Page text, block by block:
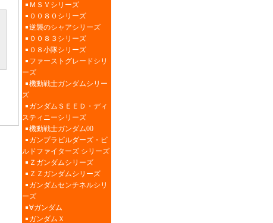
ＭＳＶシリーズ
００８０シリーズ
逆襲のシャアシリーズ
００８３シリーズ
０８小隊シリーズ
ファーストグレードシリ
ーズ
機動戦士ガンダムシリー
ズ
ガンダムＳＥＥＤ・ディ
スティニーシリーズ
機動戦士ガンダム00
ガンプラビルダーズ・ビ
ルドファイターズ シリーズ
Ｚガンダムシリーズ
ＺＺガンダムシリーズ
ガンダムセンチネルシリ
ーズ
∀ガンダム
ガンダムＸ